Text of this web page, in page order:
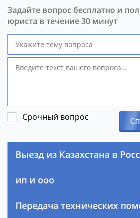
Задайте вопрос бесплатно и
юриста в течение 30 минут
Срочный вопрос
Выезд из Казахстана в
ип и ооо
Передача технических